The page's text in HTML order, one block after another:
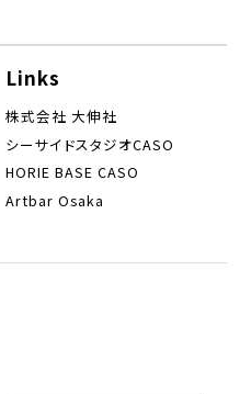
Links
株式会社 大伸社
シーサイドスタジオCASO
HORIE BASE CASO
Artbar Osaka